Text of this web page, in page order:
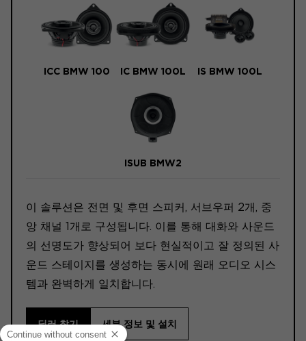
ICC BMW 100 IC BMW 100L IS BMW 100L
ISUB BMW2
이 솔루션은 전면 및 후면 스피커, 서브우퍼 2개, 중
앙 채널 1개로 구성됩니다. 이를 통해 대화와 사운드
의 선명도가 향상되어 보다 현실적이고 잘 정의된 사
운드 스테이지를 생성하는 동시에 원래 오디오 시스
템과 완벽하게 일치합니다.
딜러 찾기 세부 정보 및 설치